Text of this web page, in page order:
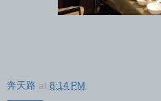
奔天路 at 8:14 PM